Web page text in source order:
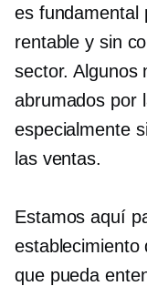
es fundamental
rentable y sin
sector. Algunos
abrumados por
especialmente
las ventas.
Estamos aquí
establecimiento
que pueda